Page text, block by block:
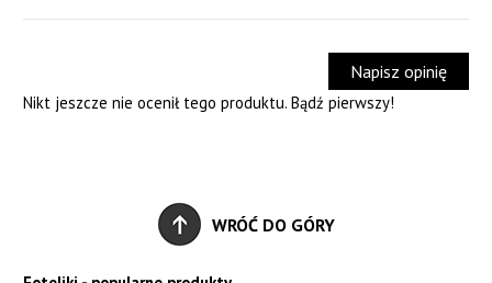
Napisz opinię
Nikt jeszcze nie ocenił tego produktu. Bądź pierwszy!
WRÓĆ DO GÓRY